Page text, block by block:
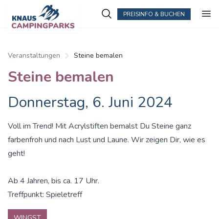
PREISINFO & BUCHEN
Veranstaltungen Steine bemalen
Steine bemalen
Donnerstag, 6. Juni 2024
Voll im Trend! Mit Acrylstiften bemalst Du Steine ganz
farbenfroh und nach Lust und Laune. Wir zeigen Dir, wie es
geht!
Ab 4 Jahren, bis ca. 17 Uhr.
Treffpunkt: Spieletreff